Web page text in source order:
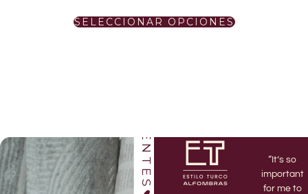
SELECCIONAR OPCIONES
NUESTROS CLIENTES
a Flo & Co
member
shop!
Bruno and
“It’s so
important
for me to